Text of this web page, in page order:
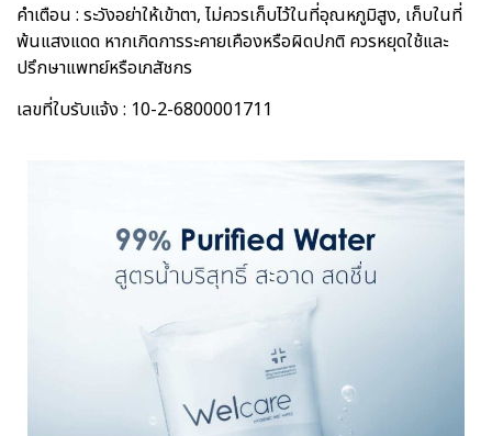
คำเตือน : ระวังอย่าให้เข้าตา, ไม่ควรเก็บไว้ในที่อุณหภูมิสูง, เก็บในที่
พ้นแสงแดด หากเกิดการระคายเคืองหรือผิดปกติ ควรหยุดใช้และ
ปรึกษาแพทย์หรือเภสัชกร
เลขที่ใบรับแจ้ง : 10-2-6800001711